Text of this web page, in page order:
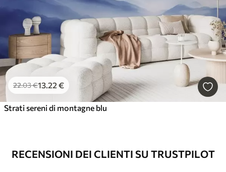
22.03€13.22 €
Strati sereni di montagne blu
RECENSIONI DEI CLIENTI SU TRUSTPILOT